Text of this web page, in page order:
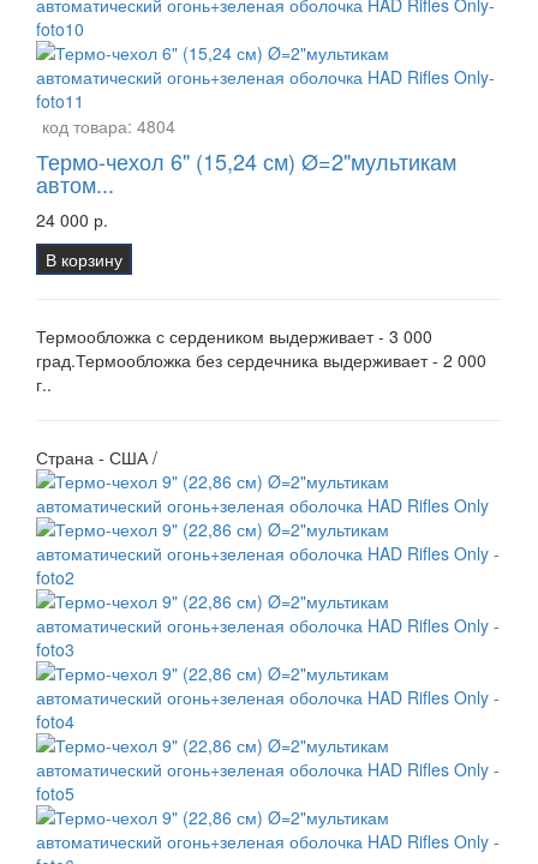
код товара: 4804
Термо-чехол 6" (15,24 см) Ø=2"мультикам
автом...
24 000 р.
В корзину
Термообложка с сердеником выдерживает - 3 000
град.Термообложка без сердечника выдерживает - 2 000
г..
Страна - США /